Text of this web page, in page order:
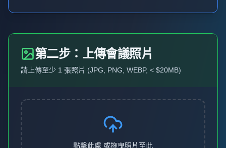
第二步：上傳會議照片
請上傳至少 1 張照片 (JPG, PNG, WEBP, < $20MB)
點擊此處 或拖曳照片至此